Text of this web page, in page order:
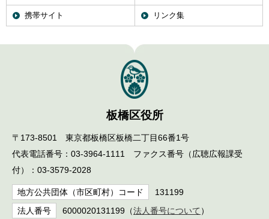
携帯サイト リンク集
板橋区役所
〒173-8501 東京都板橋区板橋二丁目66番1号
代表電話番号：03-3964-1111 ファクス番号（広聴広報課受
付）：03-3579-2028
地方公共団体（市区町村）コード 131199
法人番号 6000020131199（法人番号について ）